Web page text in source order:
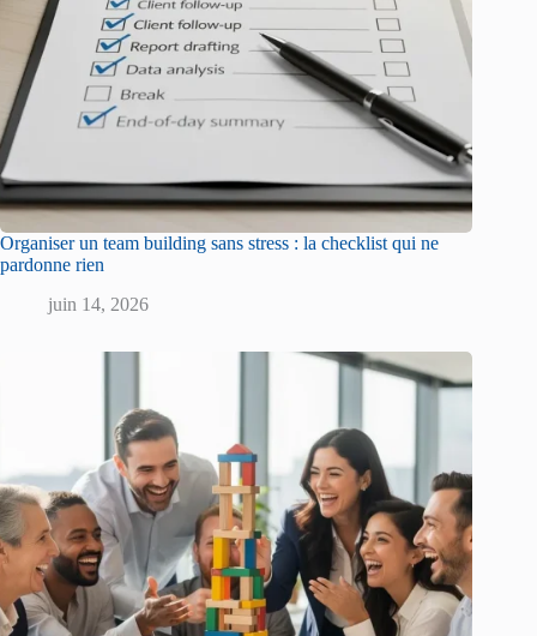
Organiser un team building sans stress : la checklist qui ne
pardonne rien
juin 14, 2026